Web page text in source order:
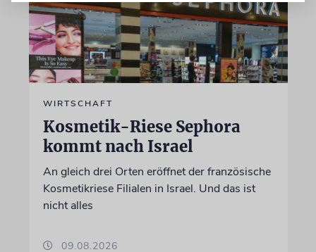
WIRTSCHAFT
Kosmetik-Riese Sephora
kommt nach Israel
An gleich drei Orten eröffnet der französische
Kosmetikriese Filialen in Israel. Und das ist
nicht alles
09.08.2026